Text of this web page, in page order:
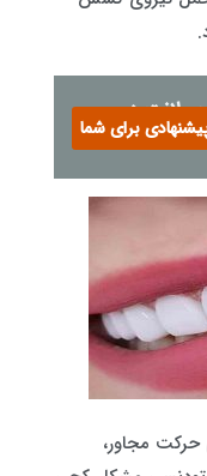
در
برای شما
مجاور،